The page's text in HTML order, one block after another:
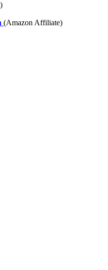
(Amazon Affiliate)